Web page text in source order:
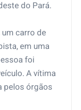
do Pará.
carro de
em uma
foi
A vítima
pelos órgãos